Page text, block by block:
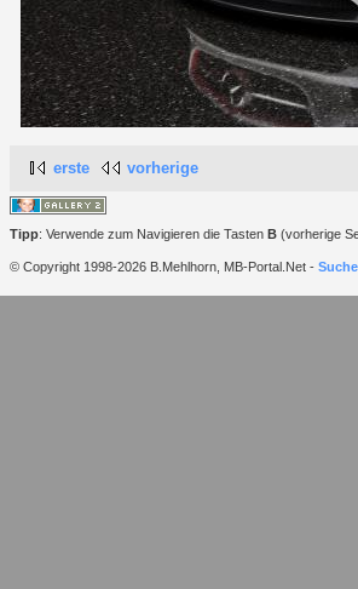
erste vorherige
Tipp: Verwende zum Navigieren die Tasten B (vorherige
© Copyright 1998-2026 B.Mehlhorn, MB-Portal.Net - Suche